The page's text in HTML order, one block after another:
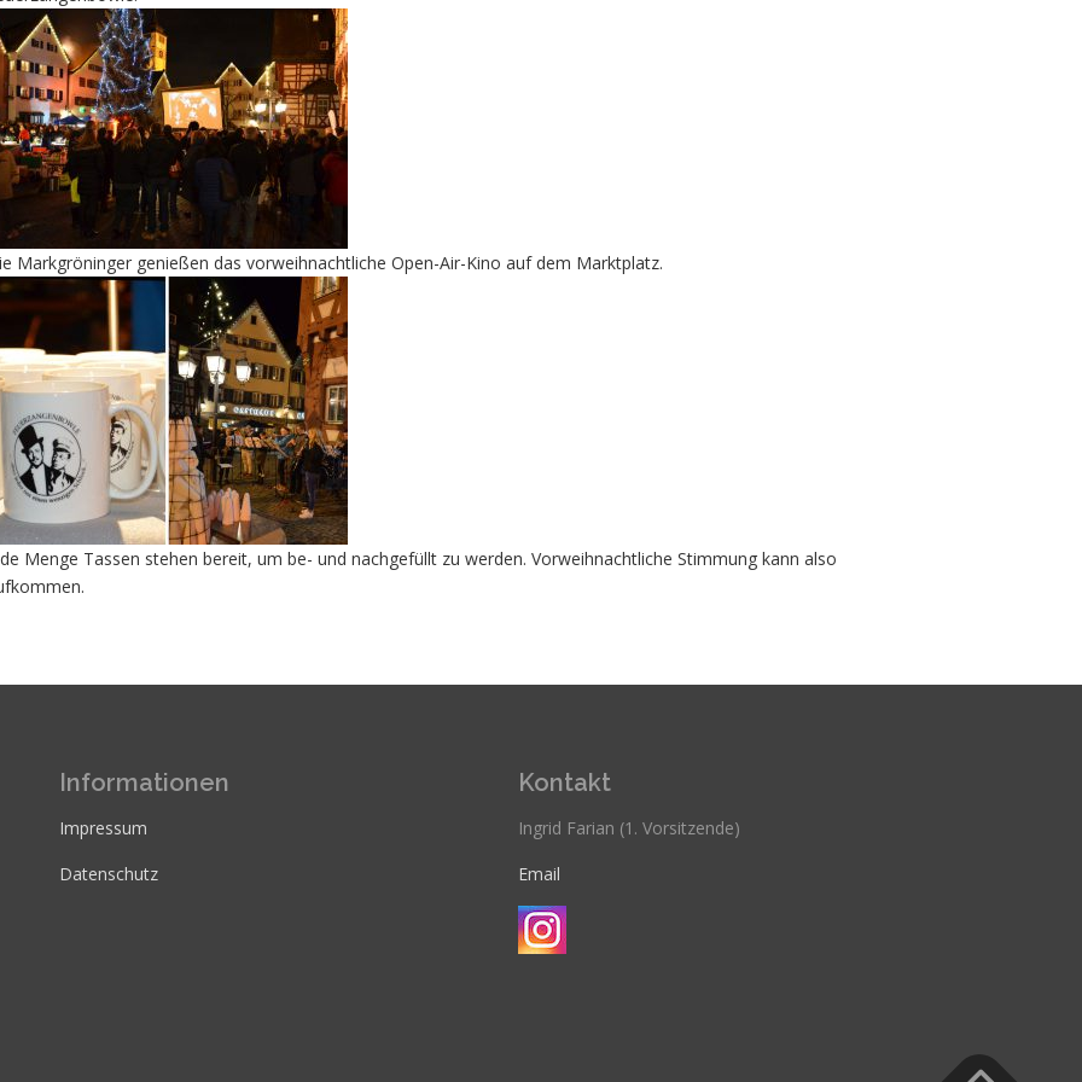
Markgröninger genießen das vorweihnachtliche Open-Air-Kino auf dem Marktplatz.
Menge Tassen stehen bereit, um be- und nachgefüllt zu werden. Vorweihnachtliche Stimmung kann also
Informationen
Impressum
Datenschutz
Kontakt
Ingrid Farian (1. Vorsitzende)
Email